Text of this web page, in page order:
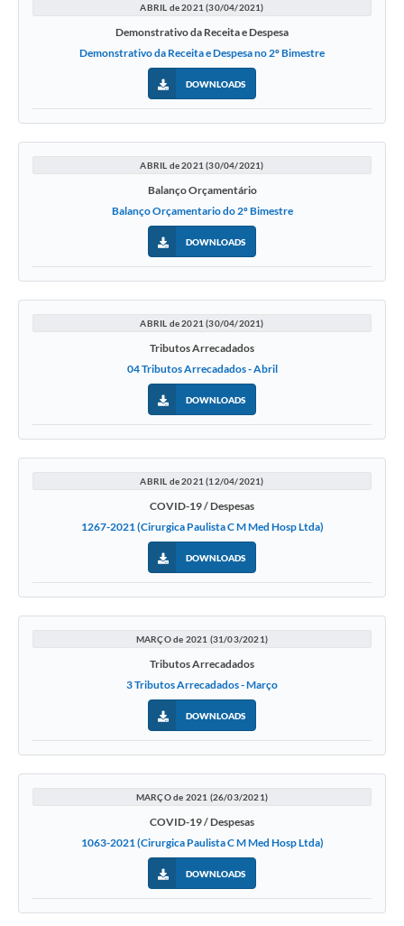
ABRIL de 2021 (30/04/2021)
Demonstrativo da Receita e Despesa
Demonstrativo da Receita e Despesa no 2º Bimestre
DOWNLOADS
ABRIL de 2021 (30/04/2021)
Balanço Orçamentário
Balanço Orçamentario do 2º Bimestre
DOWNLOADS
ABRIL de 2021 (30/04/2021)
Tributos Arrecadados
04 Tributos Arrecadados - Abril
DOWNLOADS
ABRIL de 2021 (12/04/2021)
COVID-19 / Despesas
1267-2021 (Cirurgica Paulista C M Med Hosp Ltda)
DOWNLOADS
MARÇO de 2021 (31/03/2021)
Tributos Arrecadados
3 Tributos Arrecadados - Março
DOWNLOADS
MARÇO de 2021 (26/03/2021)
COVID-19 / Despesas
1063-2021 (Cirurgica Paulista C M Med Hosp Ltda)
DOWNLOADS